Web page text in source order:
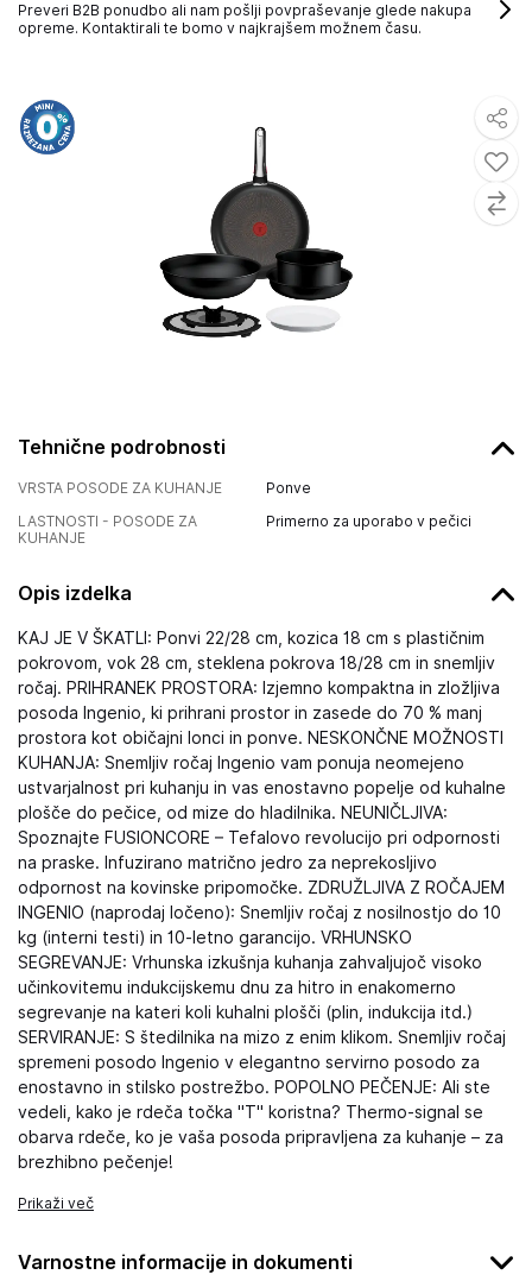
Tehnične podrobnosti
VRSTA POSODE ZA KUHANJE
Ponve
LASTNOSTI - POSODE ZA
KUHANJE
Primerno za uporabo v pečici
Opis izdelka
KAJ JE V ŠKATLI: Ponvi 22/28 cm, kozica 18 cm s plastičnim
pokrovom, vok 28 cm, steklena pokrova 18/28 cm in snemljiv
ročaj. PRIHRANEK PROSTORA: Izjemno kompaktna in zložljiva
posoda Ingenio, ki prihrani prostor in zasede do 70 % manj
prostora kot običajni lonci in ponve. NESKONČNE MOŽNOSTI
KUHANJA: Snemljiv ročaj Ingenio vam ponuja neomejeno
ustvarjalnost pri kuhanju in vas enostavno popelje od kuhalne
plošče do pečice, od mize do hladilnika. NEUNIČLJIVA:
Spoznajte FUSIONCORE – Tefalovo revolucijo pri odpornosti
na praske. Infuzirano matrično jedro za neprekosljivo
odpornost na kovinske pripomočke. ZDRUŽLJIVA Z ROČAJEM
INGENIO (naprodaj ločeno): Snemljiv ročaj z nosilnostjo do 10
kg (interni testi) in 10-letno garancijo. VRHUNSKO
SEGREVANJE: Vrhunska izkušnja kuhanja zahvaljujoč visoko
učinkovitemu indukcijskemu dnu za hitro in enakomerno
segrevanje na kateri koli kuhalni plošči (plin, indukcija itd.)
SERVIRANJE: S štedilnika na mizo z enim klikom. Snemljiv ročaj
spremeni posodo Ingenio v elegantno servirno posodo za
enostavno in stilsko postrežbo. POPOLNO PEČENJE: Ali ste
vedeli, kako je rdeča točka "T" koristna? Thermo-signal se
obarva rdeče, ko je vaša posoda pripravljena za kuhanje – za
brezhibno pečenje!
Prikaži več
Varnostne informacije in dokumenti
Preveri B2B ponudbo ali nam pošlji povpraševanje glede nakupa
opreme. Kontaktirali te bomo v najkrajšem možnem času.